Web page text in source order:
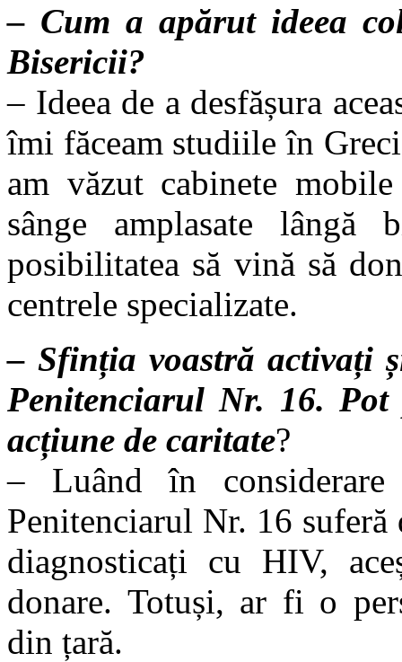
– Cum a apărut ideea
Bisericii?
– Ideea de a desfășura
îmi făceam studiile în
am văzut cabinete
sânge amplasate
posibilitatea să vină să
centrele specializate.
– Sfinția voastră activați
Penitenciarul Nr. 16.
acțiune de caritate?
– Luând în
Penitenciarul Nr. 16
diagnosticați cu HIV,
donare. Totuși, ar fi o
din țară.